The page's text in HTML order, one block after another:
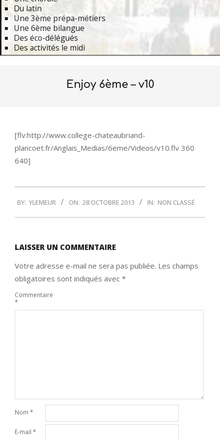
Du latin
Une 3ème prépa-métiers
Une 6ème bilangue
Des éco-délégués
Des activités le midi
Enjoy 6ème – v10
[flv:http://www.college-chateaubriand-
plancoet.fr/Anglais_Medias/6eme/Videos/v10.flv 360
640]
10-
28
BY: YLEMEUR ON: 28 OCTOBRE 2013 IN: NON CLASSÉ
LAISSER UN COMMENTAIRE
Votre adresse e-mail ne sera pas publiée. Les champs
obligatoires sont indiqués avec *
Commentaire
*
Nom *
E-mail *